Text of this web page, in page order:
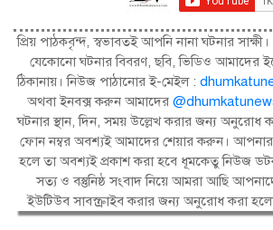
প্রিয় পাঠকবৃন্দ, স্বভাবতই আপনি নানা ঘটনার
যেকোনো ঘটনার বিবরণ, ছবি, ভিডিও আমাদের
ঠিকানায়। নিউজ পাঠানোর ই-মেইল :
অথবা ইনবক্স করুন আমাদের
ঘটনার স্থান, দিন, সময় উল্লেখ করার জন্য অনুরোধ
ফোন নম্বর অবশ্যই আমাদের শেয়ার করুন। আপনার
হলে তা অবশ্যই প্রকাশ করা হবে ধূমকেতু নিউজ
সত্য ও বস্তুনিষ্ঠ সংবাদ নিয়ে আমরা আছি
ইউটিউব সাবস্ক্রাইব করার জন্য অনুরোধ করা